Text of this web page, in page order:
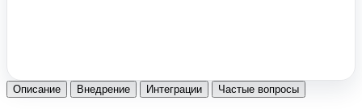
Описание Внедрение Интеграции Частые вопросы